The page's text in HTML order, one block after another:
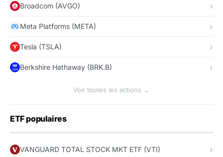
Broadcom (AVGO)
Meta Platforms (META)
Tesla (TSLA)
Berkshire Hathaway (BRK.B)
Voir toutes les actions →
ETF populaires
VANGUARD TOTAL STOCK MKT ETF (VTI)